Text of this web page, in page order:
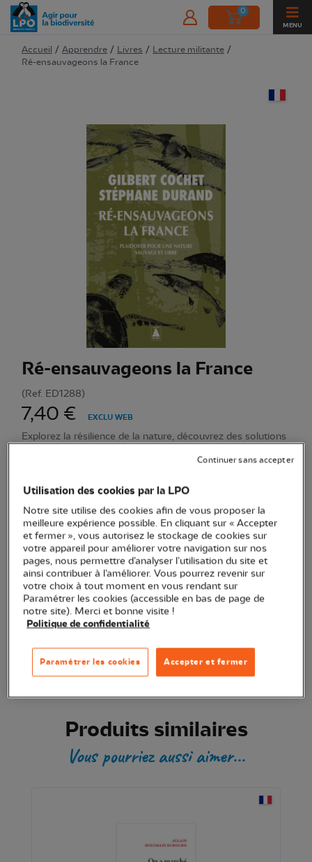
0
MENU
Accueil / Apprendre / Livres / Lecture militante /
Ré-ensauvageons la France
Ré-ensauvageons la France
(Ref. ED1288)
7,40 € EXCLU WEB
Explorez la résilience de la nature, découvrez des solutions
pour préserver la biodiversité, favorisant un développement
Quantité
Dernières pièces en stock !
Ajouter au panier
Produits similaires
Vous pourriez aussi aimer...
Utilisation des cookies par la LPO
Notre site utilise des cookies afin de vous proposer la
meilleure expérience possible. En cliquant sur « Accepter
et fermer », vous autorisez le stockage de cookies sur
votre appareil pour améliorer votre navigation sur nos
pages, nous permettre d’analyser l’utilisation du site et
ainsi contribuer à l’améliorer. Vous pourrez revenir sur
votre choix à tout moment en vous rendant sur
Paramétrer les cookies (accessible en bas de page de
notre site). Merci et bonne visite !
Politique de confidentialité
Accepter et fermer
Paramétrer les cookies
Continuer sans accepter